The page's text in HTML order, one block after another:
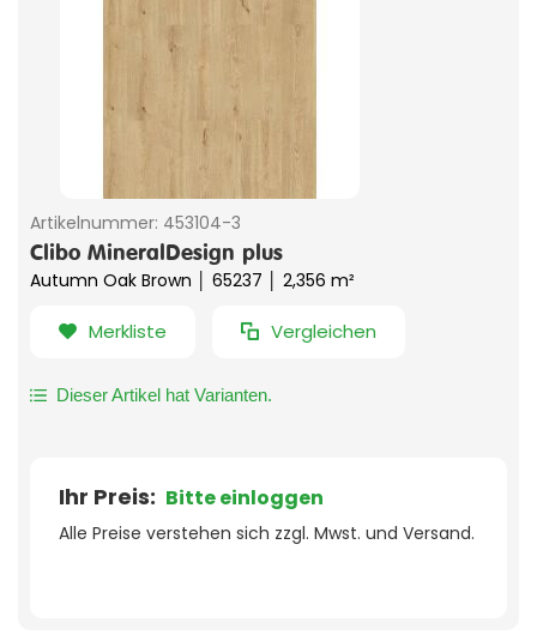
Artikelnummer: 453104-3
Clibo MineralDesign plus
Autumn Oak Brown │ 65237 │ 2,356 m²
Merkliste Vergleichen
Dieser Artikel hat Varianten.
Ihr Preis: Bitte einloggen
Alle Preise verstehen sich zzgl. Mwst. und Versand.